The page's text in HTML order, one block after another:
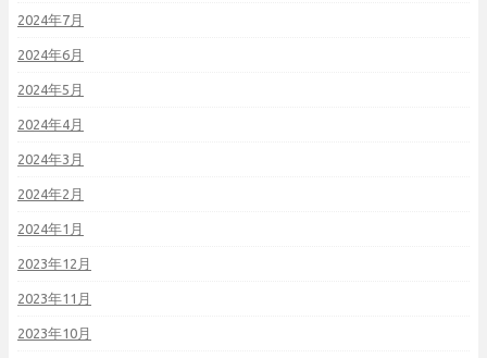
2024年7月
2024年6月
2024年5月
2024年4月
2024年3月
2024年2月
2024年1月
2023年12月
2023年11月
2023年10月